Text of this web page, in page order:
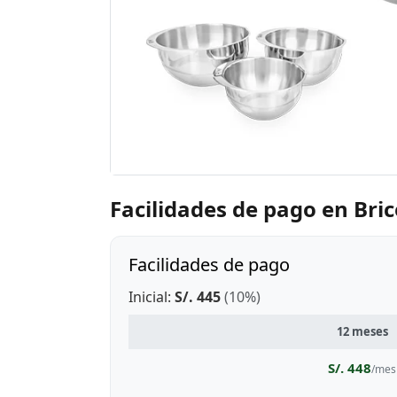
Facilidades de pago en
Facilidades de pago
Inicial: S/. 445(10%)
12 meses
S/. 448/mes